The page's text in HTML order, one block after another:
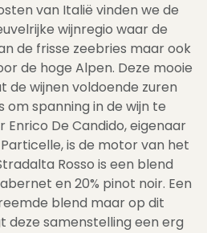
van Italië vinden we de
wijnregio waar de
de frisse zeebries maar ook
de hoge Alpen. Deze mooie
de wijnen voldoende zuren
om spanning in de wijn te
Enrico De Candido, eigenaar
is de motor van het
Rosso is een blend
en 20% pinot noir. Een
blend maar op dit
deze samenstelling een erg